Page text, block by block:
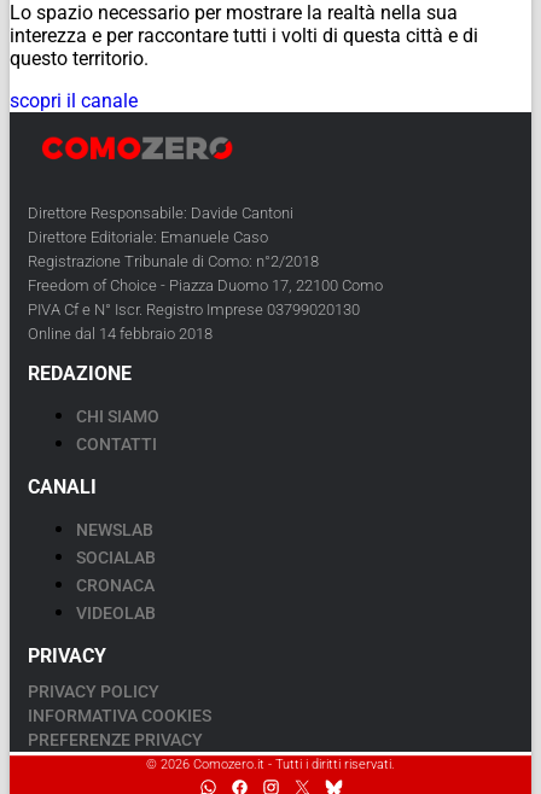
Lo spazio necessario per mostrare la realtà nella sua
interezza e per raccontare tutti i volti di questa città e di
questo territorio.
scopri il canale
Direttore Responsabile: Davide Cantoni
Direttore Editoriale: Emanuele Caso
Registrazione Tribunale di Como: n°2/2018
Freedom of Choice - Piazza Duomo 17, 22100 Como
PIVA Cf e N° Iscr. Registro Imprese 03799020130
Online dal 14 febbraio 2018
REDAZIONE
CHI SIAMO
CONTATTI
CANALI
NEWSLAB
SOCIALAB
CRONACA
VIDEOLAB
PRIVACY
PRIVACY POLICY
INFORMATIVA COOKIES
PREFERENZE PRIVACY
© 2026 Comozero.it - Tutti i diritti riservati.